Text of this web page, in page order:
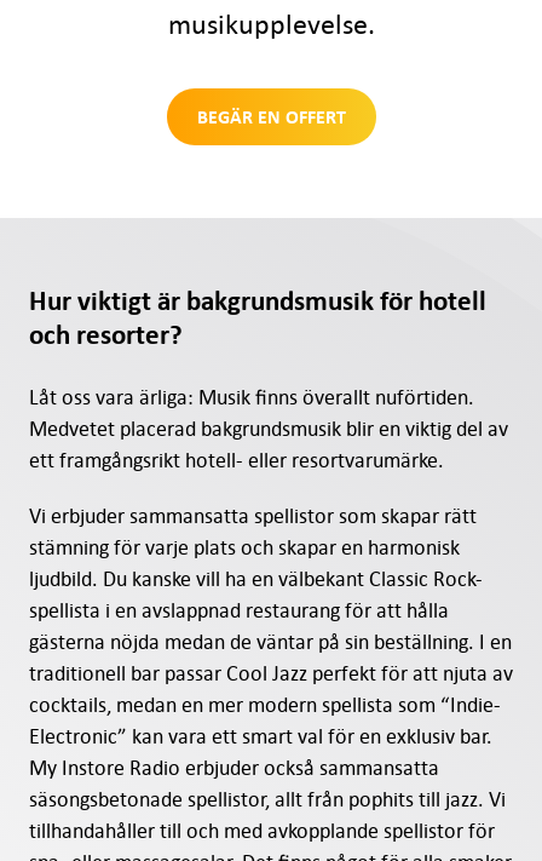
musikupplevelse.
BEGÄR EN OFFERT
Hur viktigt är bakgrundsmusik för hotell
och resorter?
Låt oss vara ärliga: Musik finns överallt nuförtiden.
Medvetet placerad bakgrundsmusik blir en viktig del av
ett framgångsrikt hotell- eller resortvarumärke.
Vi erbjuder sammansatta spellistor som skapar rätt
stämning för varje plats och skapar en harmonisk
ljudbild. Du kanske vill ha en välbekant Classic Rock-
spellista i en avslappnad restaurang för att hålla
gästerna nöjda medan de väntar på sin beställning. I en
traditionell bar passar Cool Jazz perfekt för att njuta av
cocktails, medan en mer modern spellista som “Indie-
Electronic” kan vara ett smart val för en exklusiv bar.
My Instore Radio erbjuder också sammansatta
säsongsbetonade spellistor, allt från pophits till jazz. Vi
tillhandahåller till och med avkopplande spellistor för